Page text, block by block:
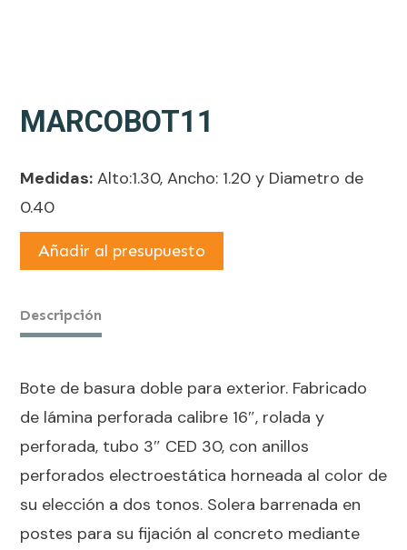
MARCOBOT11
Medidas: Alto:1.30, Ancho: 1.20 y Diametro de
0.40
Añadir al presupuesto
Descripción
Bote de basura doble para exterior. Fabricado
de lámina perforada calibre 16″, rolada y
perforada, tubo 3″ CED 30, con anillos
perforados electroestática horneada al color de
su elección a dos tonos. Solera barrenada en
postes para su fijación al concreto mediante